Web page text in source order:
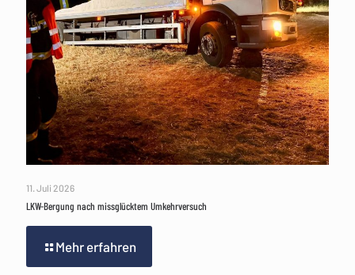
11. Juli 2026
LKW-Bergung nach missglücktem Umkehrversuch
Mehr erfahren